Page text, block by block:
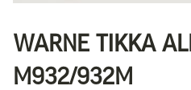
WARNE TIKKA
M932/932M